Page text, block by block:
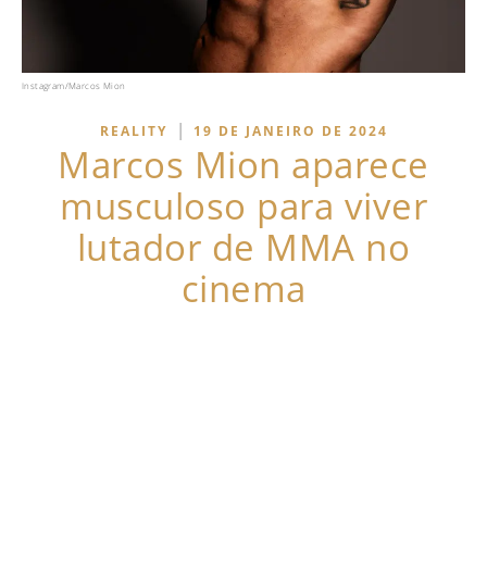
Instagram/Marcos Mion
REALITY | 19 DE JANEIRO DE 2024
Marcos Mion aparece
musculoso para viver
lutador de MMA no
cinema